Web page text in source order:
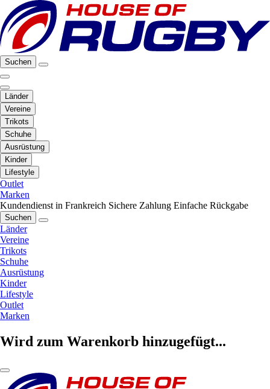
Suchen
Länder
Vereine
Trikots
Schuhe
Ausrüstung
Kinder
Lifestyle
Outlet
Marken
Kundendienst in Frankreich Sichere Zahlung Einfache Rückgabe
Suchen
Länder
Vereine
Trikots
Schuhe
Ausrüstung
Kinder
Lifestyle
Outlet
Marken
Wird zum Warenkorb hinzugefügt...